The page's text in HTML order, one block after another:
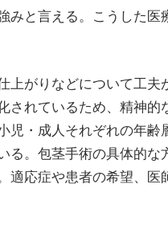
みと言える。こうした
がりなどについて工
れているため、精神
・成人それぞれの年齢
。包茎手術の具体的
応症や患者の希望、